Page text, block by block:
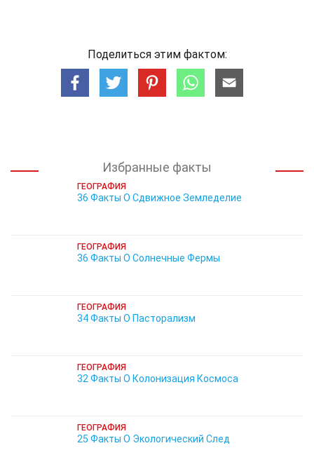
Поделиться этим фактом:
Избранные факты
ГЕОГРАФИЯ
36 Факты О Сдвижное Земледелие
ГЕОГРАФИЯ
36 Факты О Солнечные Фермы
ГЕОГРАФИЯ
34 Факты О Пасторализм
ГЕОГРАФИЯ
32 Факты О Колонизация Космоса
ГЕОГРАФИЯ
25 Факты О Экологический След